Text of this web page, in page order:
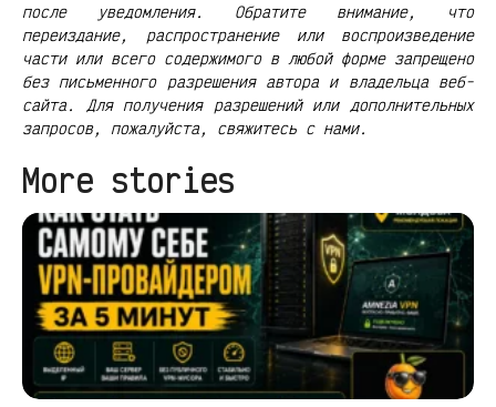
после уведомления. Обратите внимание, что
переиздание, распространение или воспроизведение
части или всего содержимого в любой форме запрещено
без письменного разрешения автора и владельца веб-
сайта. Для получения разрешений или дополнительных
запросов, пожалуйста, свяжитесь с нами.
More stories